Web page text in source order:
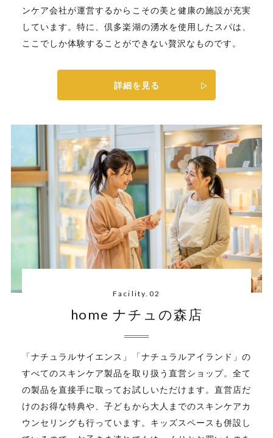
ンケア会社が運営するからこその美と健康の施設が充実
しています。特に、倶多楽湖の湧水を使用したスパは、
ここでしか体験することができない贅沢なものです。
詳細を見る
Facility.02
home ナチュの森店
「ナチュラルサイエンス」「ナチュラルアイランド」の
すべてのスキンケア製品を取り扱う直営ショップ。全て
の製品を直接手に取ってお試しいただけます。直営店だ
けのお得な特典や、子どもから大人までのスキンケアカ
ウンセリングも行っています。キッズスペースも併設し